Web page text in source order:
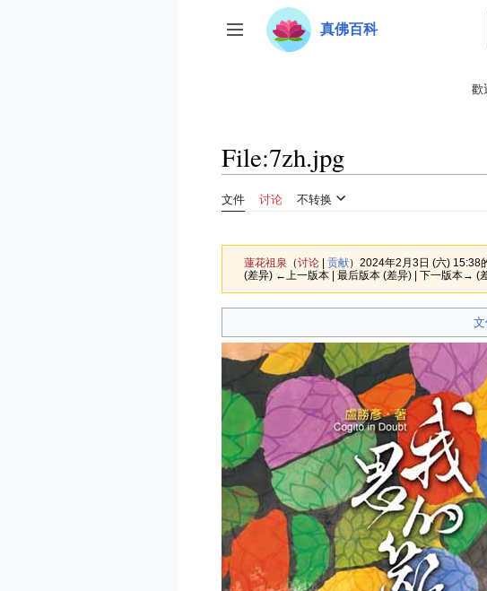
转开关侧边栏
真佛百科
歡
File:7zh.jpg
文件 讨论 不转换
蓮花祖泉 （讨论| 贡献） 2024年2月3日 (六) 15:38
(差异) ←上一版本 | 最后版本 (差异) | 下一版本→ (